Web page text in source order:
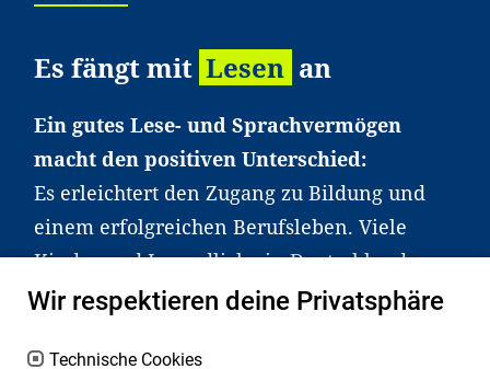
Es fängt mit Lesen an
Ein gutes Lese- und Sprachvermögen
macht den positiven Unterschied:
Es erleichtert den Zugang zu Bildung und
einem erfolgreichen Berufsleben. Viele
Kinder und Jugendliche in Deutschland
haben aber große Schwierigkeiten dabei.
an Familien sowie an Erzieher*innen,
Wir respektieren deine Privatsphäre
Technische Cookies